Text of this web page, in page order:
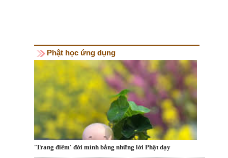
Phật học ứng dụng
'Trang điểm' đời mình bằng những lời Phật dạy